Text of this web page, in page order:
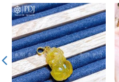
XEM CHI TIẾT